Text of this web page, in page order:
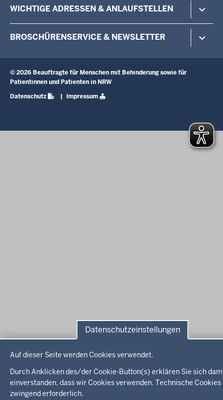
Datenschutzeinstellungen
Auf dieser Seite werden Cookies verwendet.
Durch Anklicken des/der Cookie-Button(s) erklären Sie sich
einverstanden, dass wir Cookies verwenden. Technische Cookies
zwingend erforderlich.
Selbsthilfe
Wichtige Adressen
WICHTIGE ADRESSEN & ANLAUFSTELLEN
Koordinierungsstelle
Beratung EUTB®
MZEB
Ombudsstelle
BROSCHÜRENSERVICE & NEWSLETTER
Broschürenservice
Newsletter
© 2026 Beauftragte für Menschen mit Behinderung sowie für
Patientinnen und Patienten in NRW
Fußzeile
Datenschutz Impressum